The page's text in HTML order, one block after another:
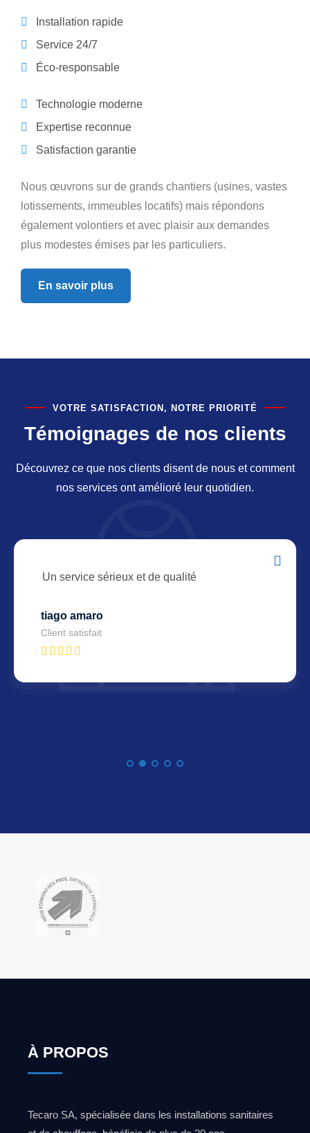
Installation rapide
Service 24/7
Éco-responsable
Technologie moderne
Expertise reconnue
Satisfaction garantie
Nous œuvrons sur de grands chantiers (usines, vastes
lotissements, immeubles locatifs) mais répondons
également volontiers et avec plaisir aux demandes
plus modestes émises par les particuliers.
En savoir plus
VOTRE SATISFACTION, NOTRE PRIORITÉ
Témoignages de nos clients
Découvrez ce que nos clients disent de nous et comment
nos services ont amélioré leur quotidien.
Un service sérieux et de qualité
tiago amaro
Client satisfait
À PROPOS
Tecaro SA, spécialisée dans les installations sanitaires